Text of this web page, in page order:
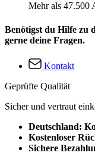
Mehr als 47.500
Benötigst du Hilfe zu
gerne deine Fragen.
Kontakt
Geprüfte Qualität
Sicher und vertraut
Deutschland:
Kostenloser
Sichere